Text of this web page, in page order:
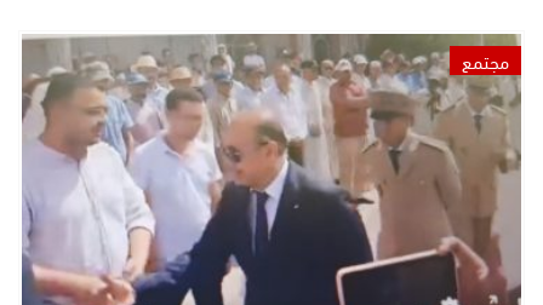
مجتمع